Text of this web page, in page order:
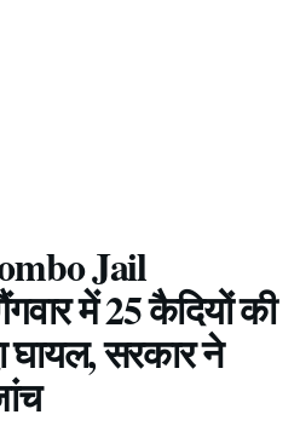
Jail
में 25 कैदियों की
घायल, सरकार ने